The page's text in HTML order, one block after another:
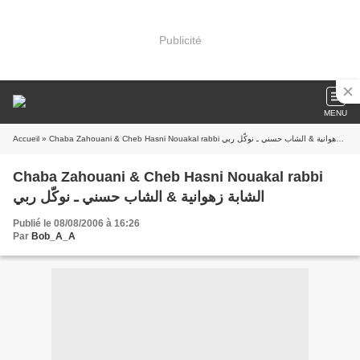
Publicité
MENU
Accueil » Chaba Zahouani & Cheb Hasni Nouakal rabbi الشابة زهوانية & الشاب حسني ـ نوكّل ربي
Chaba Zahouani & Cheb Hasni Nouakal rabbi
الشابة زهوانية & الشاب حسني ـ نوكّل ربي
Publié le 08/08/2006 à 16:26
Par Bob_A_A